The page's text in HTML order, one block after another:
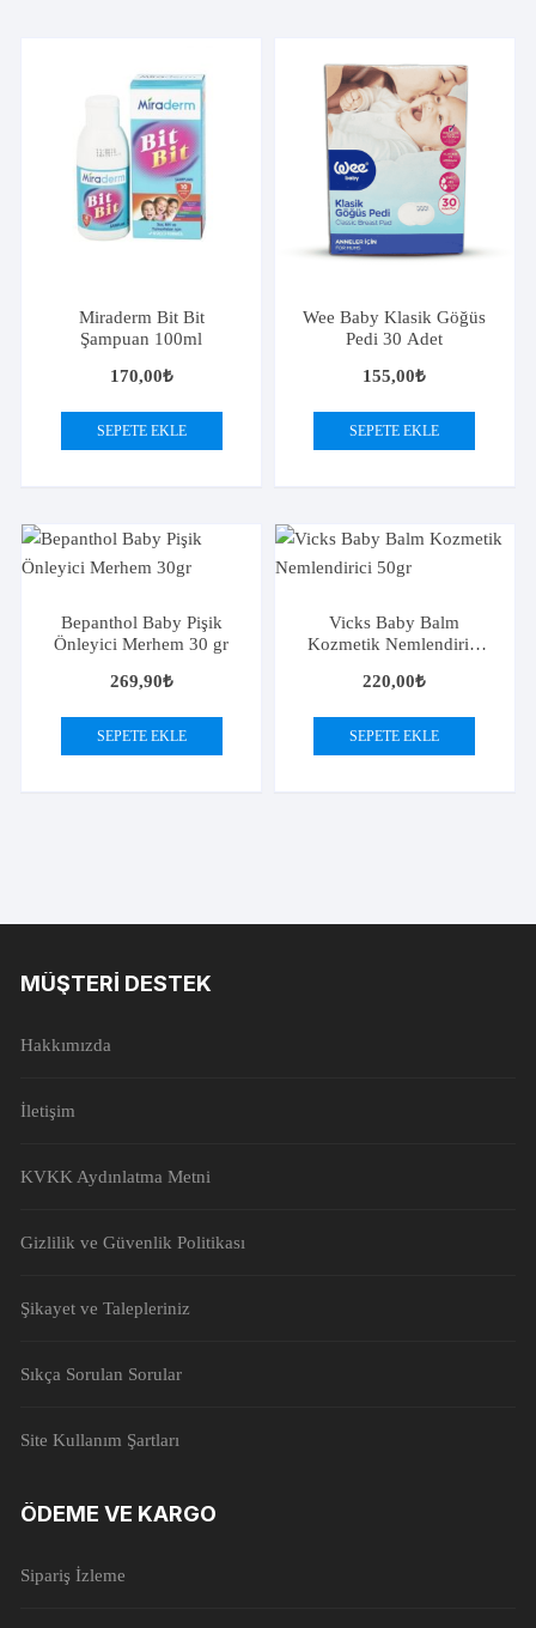
Miraderm Bit Bit
Şampuan 100ml
170,00₺
SEPETE EKLE
Wee Baby Klasik Göğüs
Pedi 30 Adet
155,00₺
SEPETE EKLE
Bepanthol Baby Pişik
Önleyici Merhem 30 gr
269,90₺
SEPETE EKLE
Vicks Baby Balm
Kozmetik Nemlendirici
220,00₺
SEPETE EKLE
MÜŞTERI DESTEK
Hakkımızda
İletişim
KVKK Aydınlatma Metni
Gizlilik ve Güvenlik Politikası
Şikayet ve Talepleriniz
Sıkça Sorulan Sorular
Site Kullanım Şartları
ÖDEME VE KARGO
Sipariş İzleme